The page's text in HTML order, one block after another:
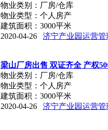
物业类别：厂房/仓库
物业类型：个人房产
建筑面积：3000平米
2020-04-26
济宁产业园运营管
梁山厂房出售 双证齐全 产权
物业类别：厂房/仓库
物业类型：个人房产
建筑面积：3000平米
2020-04-26
济宁产业园运营管